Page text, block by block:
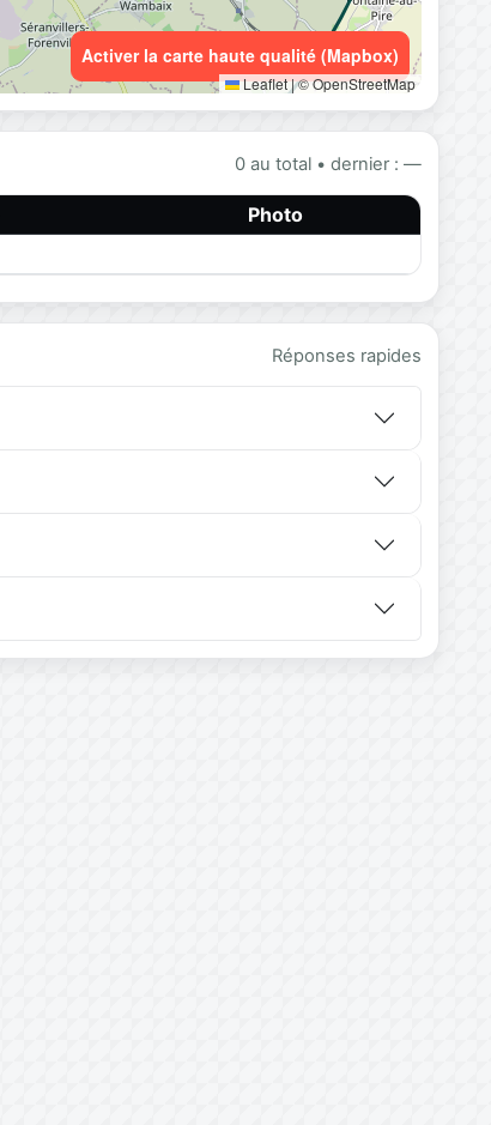
Leaflet|© OpenStreetMap
Activer la carte haute qualité (Mapbox)
0 au total • dernier : —
Photo
Réponses rapides